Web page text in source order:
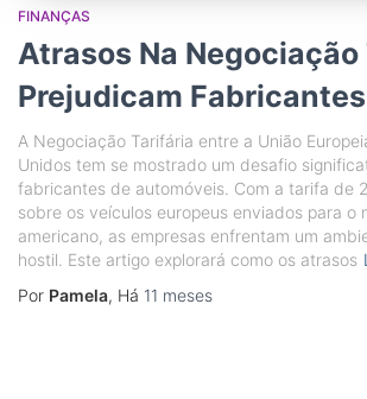
FINANÇAS
Atrasos Na
Prejudicam Fabricantes
A Negociação Tarifária entre a União
Unidos tem se mostrado um desafio
fabricantes de automóveis. Com a tarifa de
sobre os veículos europeus enviados para o
americano, as empresas enfrentam um
hostil. Este artigo explorará como os atrasos
Por Pamela, Há 11 meses